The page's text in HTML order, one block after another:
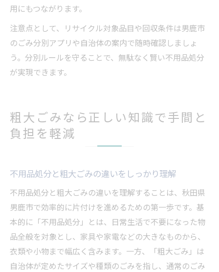
用にもつながります。
注意点として、リサイクル対象品目や回収条件は男鹿市
のごみ分別アプリや自治体の案内で随時確認しましょ
う。分別ルールを守ることで、無駄なく賢い不用品処分
が実現できます。
粗大ごみなら正しい知識で手間と
負担を軽減
不用品処分と粗大ごみの違いをしっかり理解
不用品処分と粗大ごみの違いを理解することは、秋田県
男鹿市で効率的に片付けを進めるための第一歩です。基
本的に「不用品処分」とは、日常生活で不要になった物
品全般を対象とし、家具や家電などの大きなものから、
衣類や小物まで幅広く含みます。一方、「粗大ごみ」は
自治体が定めたサイズや種類のごみを指し、通常のごみ